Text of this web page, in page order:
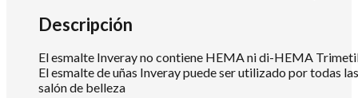
Descripción
El esmalte Inveray no contiene HEMA ni di-HEMA
El esmalte de uñas Inveray puede ser utilizado por todas
salón de belleza